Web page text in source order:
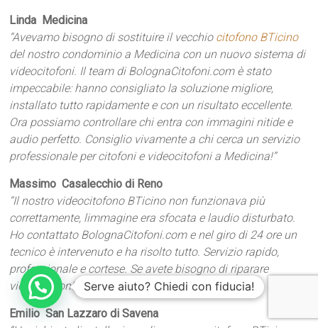
Linda  Medicina
“Avevamo bisogno di sostituire il vecchio citofono BTicino
del nostro condominio a Medicina con un nuovo sistema di
videocitofoni. Il team di BolognaCitofoni.com è stato
impeccabile: hanno consigliato la soluzione migliore,
installato tutto rapidamente e con un risultato eccellente.
Ora possiamo controllare chi entra con immagini nitide e
audio perfetto. Consiglio vivamente a chi cerca un servizio
professionale per citofoni e videocitofoni a Medicina!”
Massimo  Casalecchio di Reno
“Il nostro videocitofono BTicino non funzionava più
correttamente, limmagine era sfocata e laudio disturbato.
Ho contattato BolognaCitofoni.com e nel giro di 24 ore un
tecnico è intervenuto e ha risolto tutto. Servizio rapido,
professionale e cortese. Se avete bisogno di riparare
videocitofoni BTicino a Medicina, sono i migliori!”
Emilio  San Lazzaro di Savena
Serve aiuto? Chiedi con fiducia!